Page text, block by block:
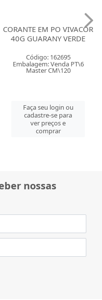
CORANTE EM PO VIVACOR
40G GUARANY VERDE
Código: 162695
Embalagem: Venda PT\6
Master CM\120
Faça seu login ou
cadastre-se para
ver preços e
comprar
nossas